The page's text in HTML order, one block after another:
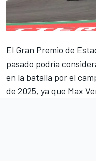
El Gran Premio de
pasado podría
en la batalla por el
de 2025, ya que Max